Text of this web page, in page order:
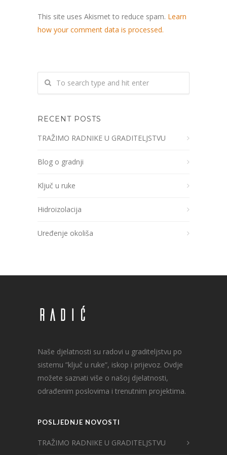
This site uses Akismet to reduce spam. Learn
how your comment data is processed.
RECENT POSTS
TRAŽIMO RADNIKE U GRADITELJSTVU
Blog o gradnji
Ključ u ruke
Hidroizolacija
Uređenje okoliša
Naše djelatnosti su radovi u graditeljstvu po
sistemu ”ključ u ruke”, iskop i prijevoz. Ovdje
možete saznati više o našoj djelatnosti,
odrađenim poslovima i trenutnim projektima.
POSLJEDNJE NOVOSTI
TRAŽIMO RADNIKE U GRADITELJSTVU